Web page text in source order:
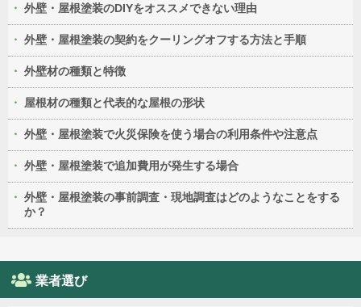
外壁・屋根塗装のDIYをオススメできない理由
外壁・屋根塗装の契約をクーリングオフする方法と手順
外壁材の種類と特徴
屋根材の種類と代表的な屋根の形状
外壁・屋根塗装で火災保険を使う場合の利用条件や注意点
外壁・屋根塗装で追加費用が発生する場合
外壁・屋根塗装の事前調査・現地調査はどのようなことをする
か？
業者選び